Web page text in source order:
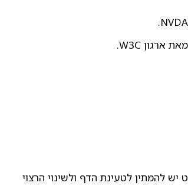
להמתין לטעינת הדף ולשינוי הרצוי